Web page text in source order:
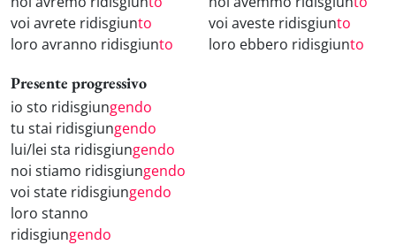
voi avrete ridisgiunto
loro avranno ridisgiunto
voi aveste ridisgiunto
loro ebbero ridisgiunto
Presente progressivo
io sto ridisgiungendo
tu stai ridisgiungendo
lui/lei sta ridisgiungendo
noi stiamo ridisgiungendo
voi state ridisgiungendo
loro stanno
ridisgiungendo